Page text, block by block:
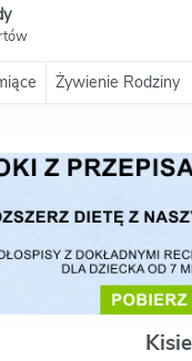
Żywienie Rodziny